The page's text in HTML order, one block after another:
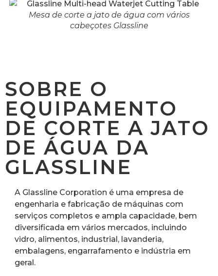
Mesa de corte a jato de água com vários
cabeçotes Glassline
SOBRE O
EQUIPAMENTO
DE CORTE A JATO
DE ÁGUA DA
GLASSLINE
A Glassline Corporation é uma empresa de
engenharia e fabricação de máquinas com
serviços completos e ampla capacidade, bem
diversificada em vários mercados, incluindo
vidro, alimentos, industrial, lavanderia,
embalagens, engarrafamento e indústria em
geral.